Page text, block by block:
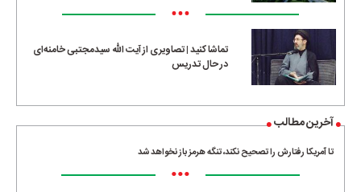
•••
تماشا کنید | تصاویری از آیت الله سیدمجتبی خامنه‌ای
در حال تدریس
آخرین مطالب
تا آمریکا رفتارش را تصحیح نکند، تنگه هرمز باز نخواهد شد
•••